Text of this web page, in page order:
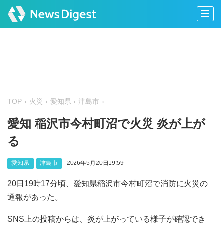
TOP 火災 愛知県 津島市
愛知 稲沢市今村町沼で火災 炎が上が
る
愛知県 津島市 2026年5月20日19:59
20日19時17分頃、愛知県稲沢市今村町沼で消防に火災の
通報があった。
SNS上の投稿からは、炎が上がっている様子が確認でき